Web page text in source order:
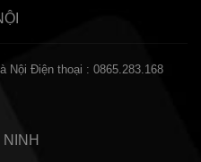
Nội Điện thoại : 0865.283.168
NINH